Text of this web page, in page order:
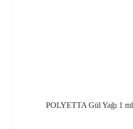
POLYETTA Gül Yağı 1 ml